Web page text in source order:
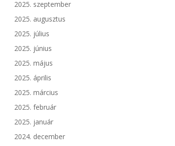
2025. szeptember
2025. augusztus
2025. július
2025. június
2025. május
2025. április
2025. március
2025. február
2025. január
2024. december